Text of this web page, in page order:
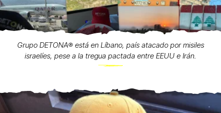
Grupo DETONA®️ está en Líbano, país atacado por misiles
israelíes, pese a la tregua pactada entre EEUU e Irán.